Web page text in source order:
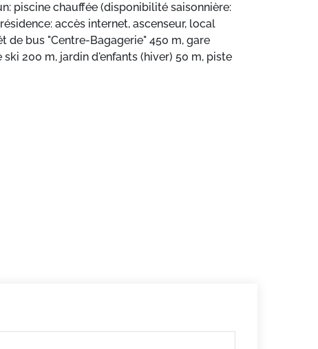
piscine chauffée (disponibilité saisonnière:
accès internet, ascenseur, local
de bus "Centre-Bagagerie" 450 m, gare
200 m, jardin d'enfants (hiver) 50 m, piste
de vacances. La piscine indiquée se